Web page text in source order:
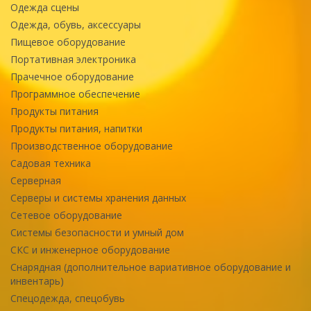
Одежда сцены
Одежда, обувь, аксессуары
Пищевое оборудование
Портативная электроника
Прачечное оборудование
Программное обеспечение
Продукты питания
Продукты питания, напитки
Производственное оборудование
Садовая техника
Серверная
Серверы и системы хранения данных
Сетевое оборудование
Системы безопасности и умный дом
СКС и инженерное оборудование
Снарядная (дополнительное вариативное оборудование и
инвентарь)
Спецодежда, спецобувь